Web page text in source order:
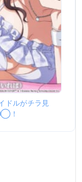
ドルがチラ見
！